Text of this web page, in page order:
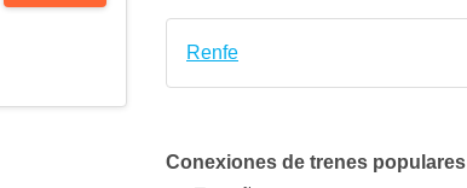
Renfe
Conexiones de trenes populares